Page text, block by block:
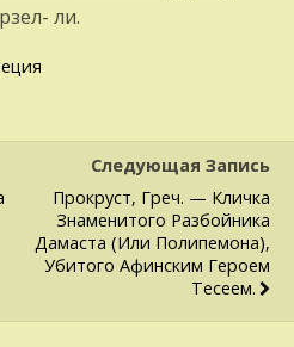
ли.
Следующая Запись
Прокруст, Греч. — Кличка
Знаменитого Разбойника
Дамаста (или Полипемона),
Убитого Афинским Героем
Тесеем.